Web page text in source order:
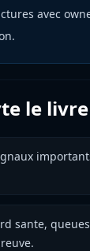
avec
le livre
sante,